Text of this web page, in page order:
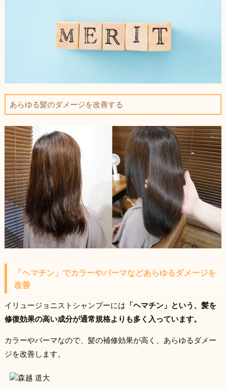
あらゆる髪のダメージを改善する
「ヘマチン」でカラーやパーマなどあらゆるダメージを
改善
イリュージョニストシャンプーには 「ヘマチン」という、髪を
修復効果の高い成分が通常規格よりも多く入っています。
カラーやパーマなので、髪の補修効果が高く、あらゆるダメー
ジを改善します。